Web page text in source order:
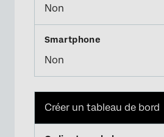
Non
Non
Créer un tableau de bord